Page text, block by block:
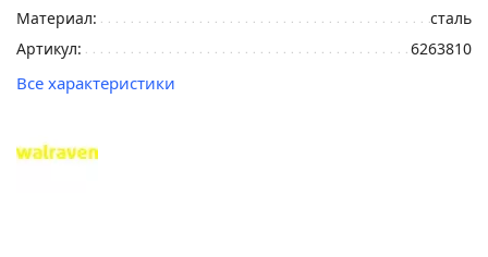
Материал:
сталь
Артикул:
6263810
Все характеристики